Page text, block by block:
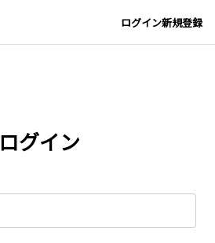
ログイン新規登録
ログイン